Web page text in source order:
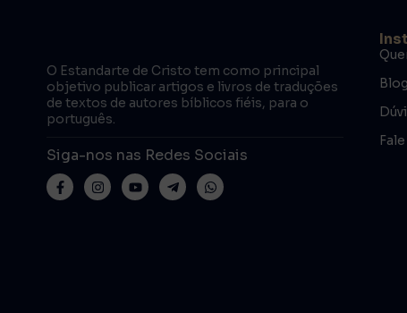
O Estandarte de Cristo tem como principal
objetivo publicar artigos e livros de traduções
de textos de autores bíblicos fiéis, para o
português.
Siga-nos nas Redes Sociais
Blog